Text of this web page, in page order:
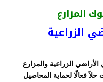
المزارع
الزراعية
الزراعية والمزارع
حلاً فعالًا لحماية المحاصيل